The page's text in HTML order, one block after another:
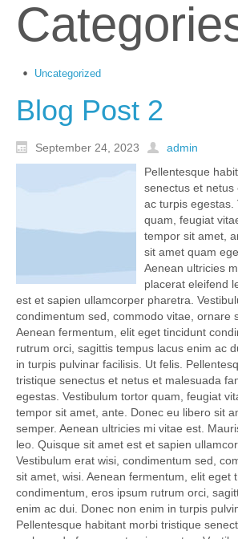
Uncategorized
Blog Post 2
September 24, 2023
admin
Pellentesque
senectus et
ac turpis egestas.
quam, feugiat
tempor sit amet,
sit amet quam
Aenean ultricies
placerat eleifend
est et sapien ullamcorper pharetra.
condimentum sed, commodo vitae, ornare
Aenean fermentum, elit eget tincidunt
rutrum orci, sagittis tempus lacus enim ac
in turpis pulvinar facilisis. Ut felis.
tristique senectus et netus et malesuada
egestas. Vestibulum tortor quam, feugiat
tempor sit amet, ante. Donec eu libero sit
semper. Aenean ultricies mi vitae est.
leo. Quisque sit amet est et sapien
Vestibulum erat wisi, condimentum sed,
sit amet, wisi. Aenean fermentum, elit eget
condimentum, eros ipsum rutrum orci,
enim ac dui. Donec non enim in turpis
Pellentesque habitant morbi tristique